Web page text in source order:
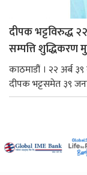
दीपक भट्टविरुद्ध
सम्पत्ति शुद्धिकरण
काठमाडौं । २२ अर्ब
दीपक भट्टसमेत ३९